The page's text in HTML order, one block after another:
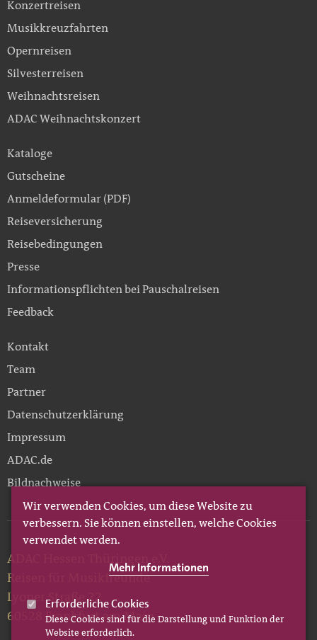
Konzertreisen
Musikkreuzfahrten
Opernreisen
Silvesterreisen
Weihnachtsreisen
ADAC Weihnachtskonzert
Kataloge
Gutscheine
Anmeldeformular (PDF)
Reiseversicherung
Reisebedingungen
Presse
Informationspflichten bei Pauschalreisen
Feedback
Kontakt
Team
Partner
Datenschutzerklärung
Impressum
ADAC.de
Bildnachweise
ADAC Hessen Thüringen e.V.
Reisen für Musikfreunde
Lyoner Straße 22
60528 Frankfurt am Main
Wir verwenden Cookies, um diese Website zu
verbessern. Sie können einstellen, welche Cookies
verwendet werden.
Mehr Informationen
Erforderliche Cookies
Diese Cookies sind für die Darstellung und Funktion der
Website erforderlich.